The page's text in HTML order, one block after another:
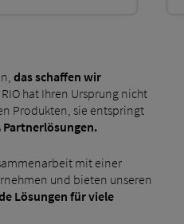
das schaffen wir
hat Ihren Ursprung nicht
Produkten, sie entspringt
Partnerlösungen.
mit einer
und bieten unseren
Lösungen für viele